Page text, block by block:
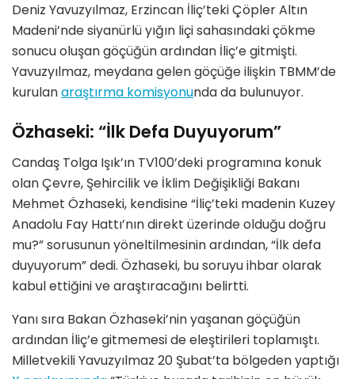
Deniz Yavuzyılmaz, Erzincan İliç’teki Çöpler Altın
Madeni’nde siyanürlü yığın liçi sahasındaki çökme
sonucu oluşan göçüğün ardından İliç’e gitmişti.
Yavuzyılmaz, meydana gelen göçüğe ilişkin TBMM’de
kurulanaraştırma komisyonunda da bulunuyor.
Özhaseki: “İlk Defa Duyuyorum”
Candaş Tolga Işık’ın TV100’deki programına konuk
olan Çevre, Şehircilik ve İklim Değişikliği Bakanı
Mehmet Özhaseki, kendisine “İliç’teki madenin Kuzey
Anadolu Fay Hattı’nın direkt üzerinde olduğu doğru
mu?” sorusunun yöneltilmesinin ardından, “İlk defa
duyuyorum” dedi. Özhaseki, bu soruyu ihbar olarak
kabul ettiğini ve araştıracağını belirtti.
Yanı sıra Bakan Özhaseki’nin yaşanan göçüğün
ardından İliç’e gitmemesi de eleştirileri toplamıştı.
Milletvekili Yavuzyılmaz 20 Şubat’ta bölgeden yaptığı